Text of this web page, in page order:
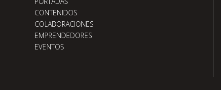
CONTENIDOS
COLABORACIONES
EMPRENDEDORES
EVENTOS